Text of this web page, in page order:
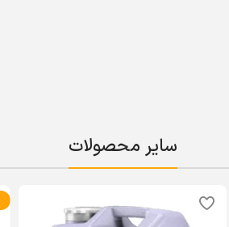
سایر محصولات